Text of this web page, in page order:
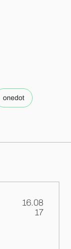
onedot
16.08
.17